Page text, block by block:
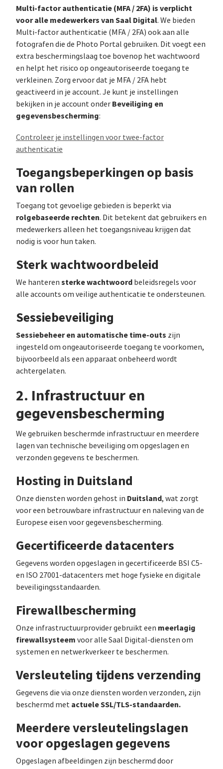
Multi-factor authenticatie (MFA / 2FA) is verplicht
voor alle medewerkers van Saal Digital. We bieden
Multi-factor authenticatie (MFA / 2FA) ook aan alle
fotografen die de Photo Portal gebruiken. Dit voegt een
extra beschermingslaag toe bovenop het wachtwoord
en helpt het risico op ongeautoriseerde toegang te
verkleinen. Zorg ervoor dat je MFA / 2FA hebt
geactiveerd in je account. Je kunt je instellingen
bekijken in je account onder Beveiliging en
gegevensbescherming:
Controleer je instellingen voor twee-factor
authenticatie
Toegangsbeperkingen op basis
van rollen
Toegang tot gevoelige gebieden is beperkt via
rolgebaseerde rechten. Dit betekent dat gebruikers en
medewerkers alleen het toegangsniveau krijgen dat
nodig is voor hun taken.
Sterk wachtwoordbeleid
We hanteren sterke wachtwoord beleidsregels voor
alle accounts om veilige authenticatie te ondersteunen.
Sessiebeveiliging
Sessiebeheer en automatische time-outs zijn
ingesteld om ongeautoriseerde toegang te voorkomen,
bijvoorbeeld als een apparaat onbeheerd wordt
achtergelaten.
2. Infrastructuur en
gegevensbescherming
We gebruiken beschermde infrastructuur en meerdere
lagen van technische beveiliging om opgeslagen en
verzonden gegevens te beschermen.
Hosting in Duitsland
Onze diensten worden gehost in Duitsland, wat zorgt
voor een betrouwbare infrastructuur en naleving van de
Europese eisen voor gegevensbescherming.
Gecertificeerde datacenters
Gegevens worden opgeslagen in gecertificeerde BSI C5-
en ISO 27001-datacenters met hoge fysieke en digitale
beveiligingsstandaarden.
Firewallbescherming
Onze infrastructuurprovider gebruikt een meerlagig
firewallsysteem voor alle Saal Digital-diensten om
systemen en netwerkverkeer te beschermen.
Versleuteling tijdens verzending
Gegevens die via onze diensten worden verzonden, zijn
beschermd met actuele SSL/TLS-standaarden.
Meerdere versleutelingslagen
voor opgeslagen gegevens
Opgeslagen afbeeldingen zijn beschermd door